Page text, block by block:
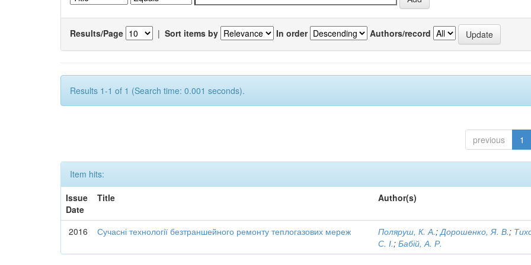
Results/Page | Sort items by In order Authors/record
Results 1-1 of 1 (Search time: 0.001 seconds).
previous 1
Item hits:
Issue
Date
Title Author(s)
2016 Сучасні технології безтраншейного ремонту теплогазових мереж Поляруш, К. А.;Дорошенко, Я. В.;
С. І.;Бабій, А. Р.